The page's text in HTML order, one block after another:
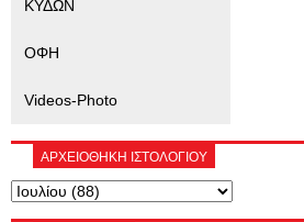
ΚΥΔΩΝ
ΟΦΗ
Videos-Photo
ΑΡΧΕΙΟΘΗΚΗ ΙΣΤΟΛΟΓΙΟΥ